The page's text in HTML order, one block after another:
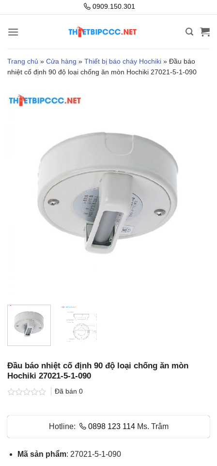
nội
0909.150.301
Trang chủ » Cửa hàng » Thiết bị báo cháy Hochiki » Đầu báo
nhiệt cố định 90 độ loại chống ăn mòn Hochiki 27021-5-1-090
Đầu báo nhiệt cố định 90 độ loại chống ăn mòn
Hochiki 27021-5-1-090
hạng
5
Đã bán 0
Hotline: 0898 123 114Ms. Trâm
Mã sản phẩm: 27021-5-1-090